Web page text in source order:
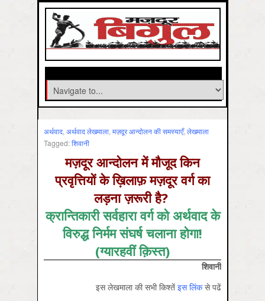
अर्थवाद, अर्थवाद लेखमाला, मज़दूर आन्दोलन की समस्‍याएँ, लेखमाला
Tagged:शिवानी
मज़दूर आन्दोलन में मौजूद किन
प्रवृत्तियों के ख़िलाफ़ मज़दूर वर्ग का
लड़ना ज़रूरी है?
क्रान्तिकारी सर्वहारा वर्ग को अर्थवाद के
विरुद्ध निर्मम संघर्ष चलाना होगा!
(ग्यारहवीं क़िस्त)
शिवानी
इस लेखमाला की सभी किश्‍तें इस लिंकसे पढें